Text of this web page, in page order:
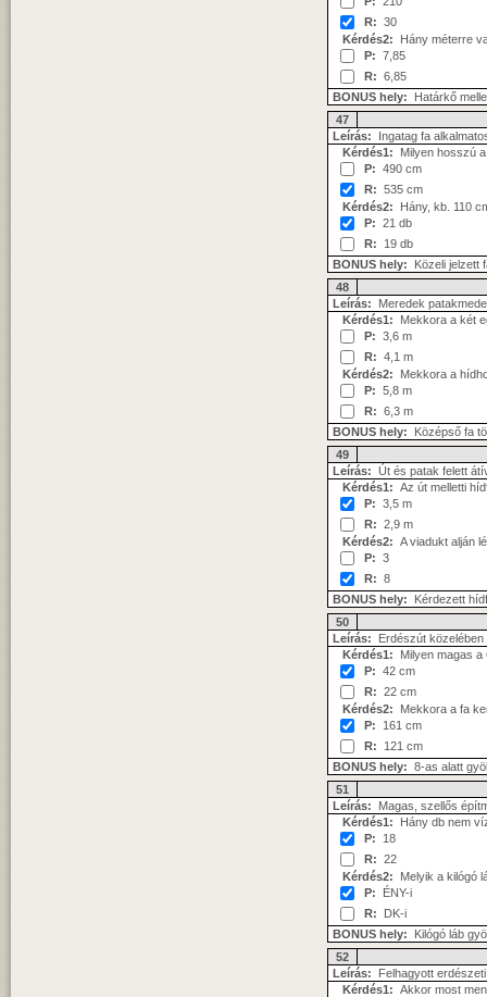
R: 30
Kérdés2: Hány méterre
P: 7,85
R: 6,85
BONUS hely: Határkő
47
Leírás: Ingatag fa
Kérdés1: Milyen hosszú
P: 490 cm
R: 535 cm
Kérdés2: Hány, kb. 110
P: 21 db
R: 19 db
BONUS hely: Közeli jelzett
48
Leírás: Meredek
Kérdés1: Mekkora a két
P: 3,6 m
R: 4,1 m
Kérdés2: Mekkora a
P: 5,8 m
R: 6,3 m
BONUS hely: Középső fa
49
Leírás: Út és patak felett
Kérdés1: Az út melletti
P: 3,5 m
R: 2,9 m
Kérdés2: A viadukt alján
P: 3
R: 8
BONUS hely: Kérdezett
50
Leírás: Erdészút
Kérdés1: Milyen magas a
P: 42 cm
R: 22 cm
Kérdés2: Mekkora a fa
P: 161 cm
R: 121 cm
BONUS hely: 8-as alatt
51
Leírás: Magas, szellős
Kérdés1: Hány db nem
P: 18
R: 22
Kérdés2: Melyik a kilógó
P: ÉNY-i
R: DK-i
BONUS hely: Kilógó láb
52
Leírás: Felhagyott
Kérdés1: Akkor most